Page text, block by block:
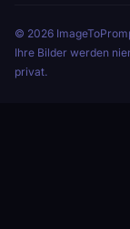
© 2026
Ihre Bilder werden
privat.